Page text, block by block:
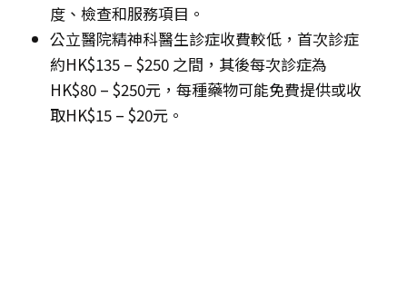
度、檢查和服務項目。
公立醫院精神科醫生診症收費較低，首次診症
約HK$135 – $250 之間，其後每次診症為
HK$80 – $250元，每種藥物可能免費提供或收
取HK$15 – $20元。